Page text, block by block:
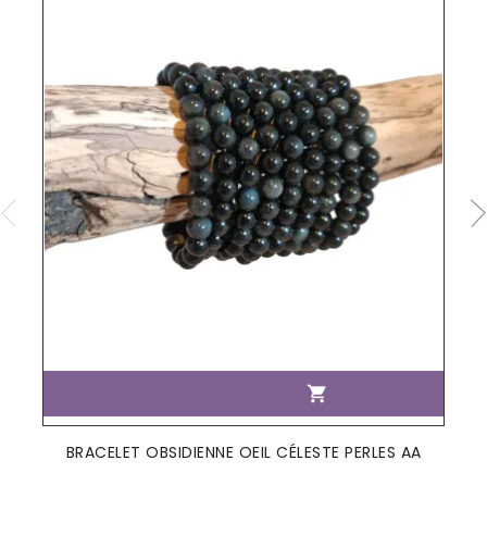

BRACELET OBSIDIENNE OEIL CÉLESTE PERLES AA